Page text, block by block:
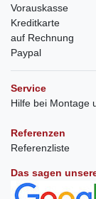
Vorauskasse
Kreditkarte
auf Rechnung
Paypal
Service
Hilfe bei Montage
Referenzen
Referenzliste
Das sagen